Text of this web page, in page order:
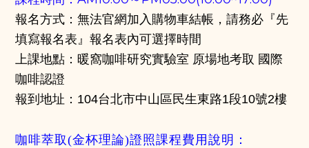
報名方式：無法官網加入購物車結帳，請務必『先
填寫報名表』報名表內可選擇時間
上課地點： 暖窩咖啡研究實驗室 原場地考取 國際
咖啡認證
報到地址： 104台北市中山區民生東路1段10號2樓
咖啡萃取(金杯理論)證照課程費用說明：